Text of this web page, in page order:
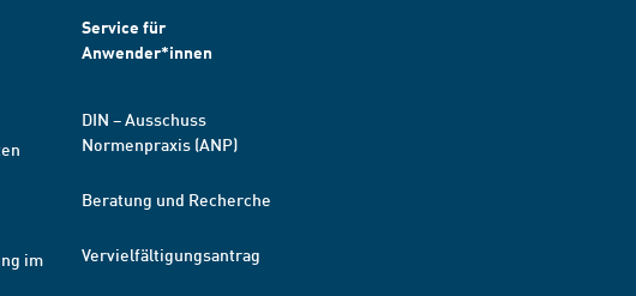
im
Service für
Anwender*innen
DIN – Ausschuss
Normenpraxis (ANP)
Beratung und Recherche
Vervielfältigungsantrag